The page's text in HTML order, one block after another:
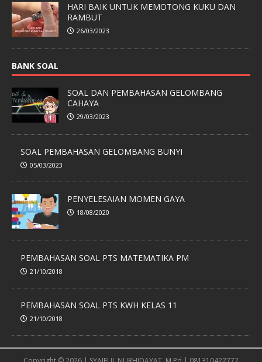
HARI BAIK UNTUK MEMOTONG KUKU DAN
RAMBUT
26/03/2023
BANK SOAL
SOAL DAN PEMBAHASAN GELOMBANG
CAHAYA
29/03/2023
SOAL PEMBAHASAN GELOMBANG BUNYI
05/03/2023
PENYELESAIAN MOMEN GAYA
18/08/2020
PEMBAHASAN SOAL PTS MATEMATIKA PM
21/10/2018
PEMBAHASAN SOAL PTS KWH KELAS 11
21/10/2018